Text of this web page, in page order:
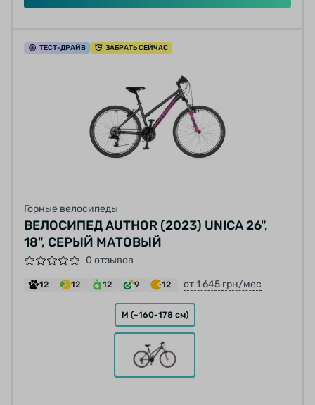
ТЕСТ-ДРАЙВ ЗАБРАТЬ СЕЙЧАС
Горные велосипеды
ВЕЛОСИПЕД AUTHOR (2023) UNICA 26",
18", СЕРЫЙ МАТОВЫЙ
0 отзывов
12 12 12 9 12 от 1 645 грн/мес
M (~160-178 см)